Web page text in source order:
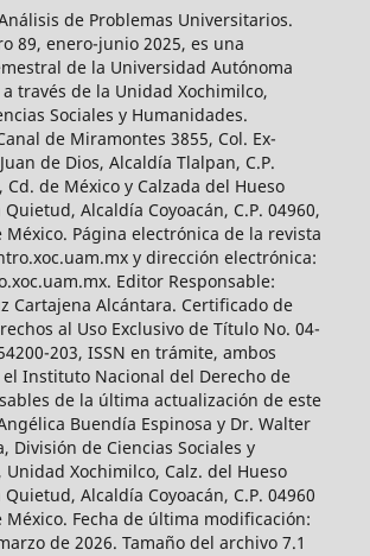
de Problemas Universitarios.
89, enero-junio 2025, es una
de la Universidad Autónoma
través de la Unidad Xochimilco,
Sociales y Humanidades.
de Miramontes 3855, Col. Ex-
de Dios, Alcaldía Tlalpan, C.P.
Cd. de México y Calzada del Hueso
Quietud, Alcaldía Coyoacán, C.P. 04960,
México. Página electrónica de la revista
y dirección electrónica:
Editor Responsable:
Cartajena Alcántara. Certificado de
al Uso Exclusivo de Título No. 04-
203, ISSN en trámite, ambos
Instituto Nacional del Derecho de
de la última actualización de este
Buendía Espinosa y Dr. Walter
División de Ciencias Sociales y
Xochimilco, Calz. del Hueso
Quietud, Alcaldía Coyoacán, C.P. 04960
México. Fecha de última modificación:
de 2026. Tamaño del archivo 7.1